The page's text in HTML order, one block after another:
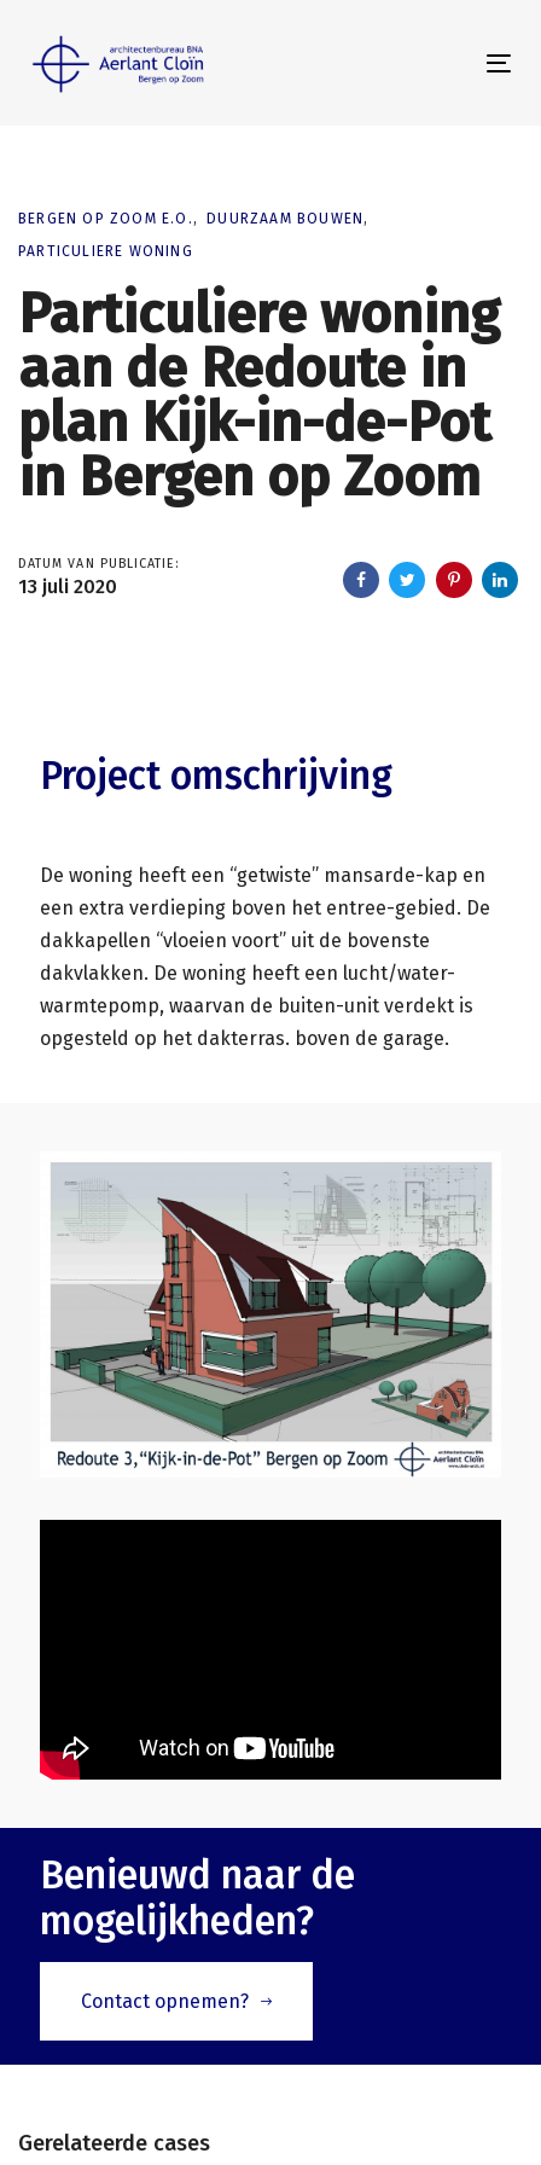
primary
content
BERGEN OP ZOOM E.O.
DUURZAAM BOUWEN
PARTICULIERE WONING
Particuliere woning
aan de Redoute in
plan Kijk-in-de-Pot
in Bergen op Zoom
DATUM VAN PUBLICATIE:
13 juli 2020
Project omschrijving
De woning heeft een “getwiste” mansarde-kap en
een extra verdieping boven het entree-gebied. De
dakkapellen “vloeien voort” uit de bovenste
dakvlakken. De woning heeft een lucht/water-
warmtepomp, waarvan de buiten-unit verdekt is
opgesteld op het dakterras. boven de garage.
Benieuwd naar de
mogelijkheden?
Contact opnemen?
Gerelateerde cases